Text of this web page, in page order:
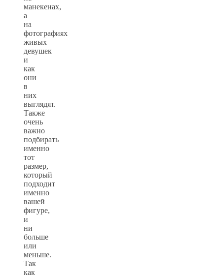
манекенах,
а
на
фотографиях
живых
девушек
и
как
они
в
них
выглядят.
Также
очень
важно
подбирать
именно
тот
размер,
который
подходит
именно
вашей
фигуре,
и
ни
больше
или
меньше.
Так
как